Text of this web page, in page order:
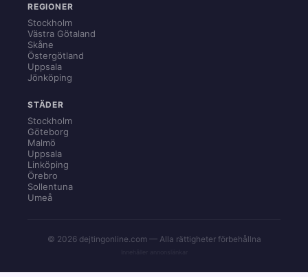
REGIONER
Stockholm
Västra Götaland
Skåne
Östergötland
Uppsala
Jönköping
STÄDER
Stockholm
Göteborg
Malmö
Uppsala
Linköping
Örebro
Sollentuna
Umeå
© 2026 dejtingonline.com — Alla rättigheter förbehållna